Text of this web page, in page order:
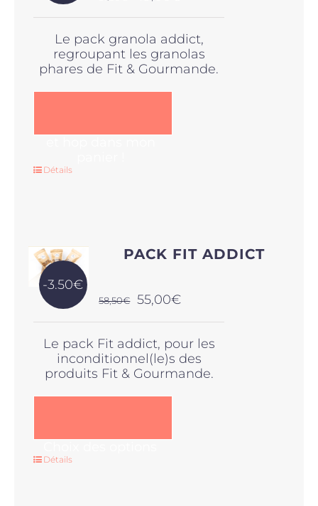
la
page
du
produit
était :
51,50€.
est :
49,00€.
Le pack granola addict,
regroupant les granolas
phares de Fit & Gourmande.
Détails
-3.50€
PACK FIT ADDICT
58,50€
Le
était :
58,50€.
55,00€Le
est :
55,00€.
Le pack Fit addict, pour les
inconditionnel(le)s des
produits Fit & Gourmande.
Détails